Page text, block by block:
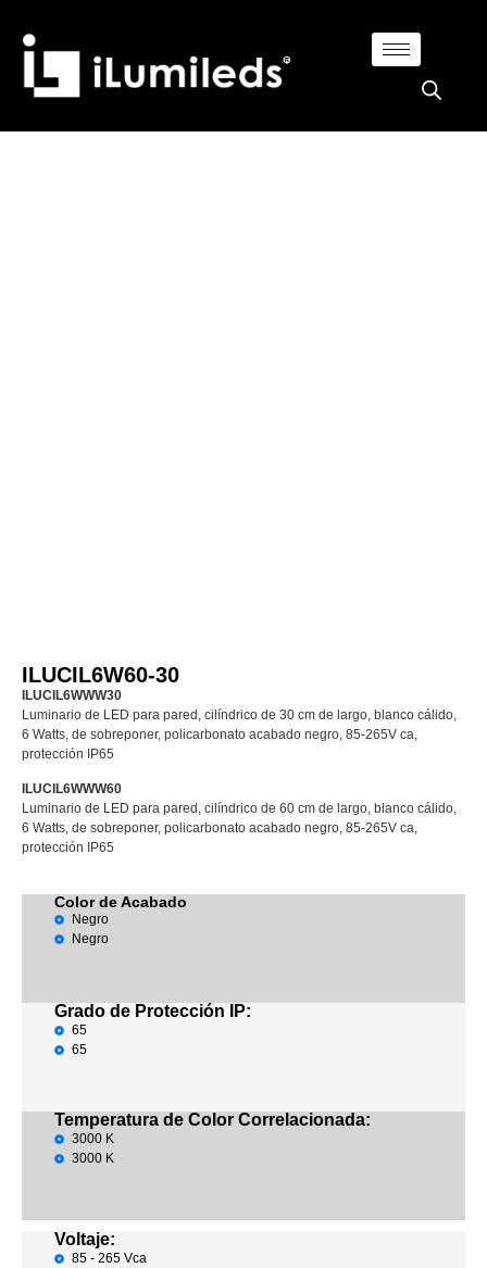
ILUCIL6W60-30
ILUCIL6WWW30
Luminario de LED para pared, cilíndrico de 30 cm de largo, blanco cálido,
6 Watts, de sobreponer, policarbonato acabado negro, 85-265V ca,
protección IP65
ILUCIL6WWW60
Luminario de LED para pared, cilíndrico de 60 cm de largo, blanco cálido,
6 Watts, de sobreponer, policarbonato acabado negro, 85-265V ca,
protección IP65
Color de Acabado
Negro
Negro
Grado de Protección IP:
65
65
Temperatura de Color Correlacionada:
3000 K
3000 K
Voltaje:
85 - 265 Vca